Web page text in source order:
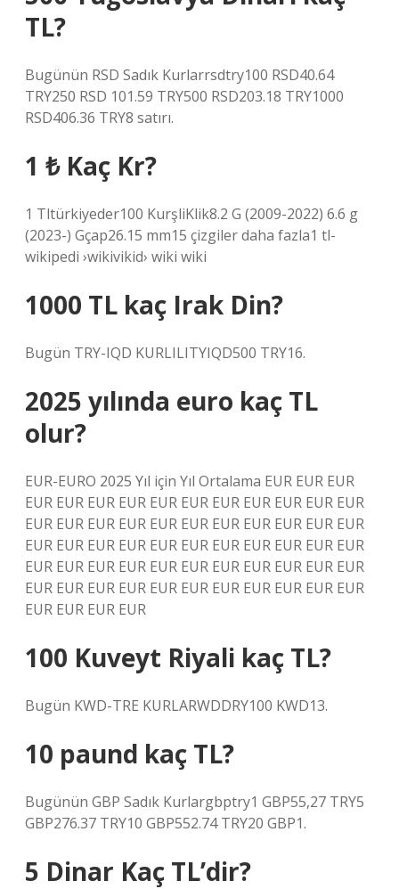
TL?
Bugünün RSD Sadık Kurlarrsdtry100 RSD40.64
TRY250 RSD 101.59 TRY500 RSD203.18 TRY1000
RSD406.36 TRY8 satırı.
1 ₺ Kaç Kr?
1 Tltürkiyeder100 KurşliKlik8.2 G (2009-2022) 6.6 g
(2023-) Gçap26.15 mm15 çizgiler daha fazla1 tl-
wikipedi ›wikivikid› wiki wiki
1000 TL kaç Irak Din?
Bugün TRY-IQD KURLILITYIQD500 TRY16.
2025 yılında euro kaç TL
olur?
EUR-EURO 2025 Yıl için Yıl Ortalama EUR EUR EUR
EUR EUR EUR EUR EUR EUR EUR EUR EUR EUR EUR
EUR EUR EUR EUR EUR EUR EUR EUR EUR EUR EUR
EUR EUR EUR EUR EUR EUR EUR EUR EUR EUR EUR
EUR EUR EUR EUR EUR EUR EUR EUR EUR EUR EUR
EUR EUR EUR EUR EUR EUR EUR EUR EUR EUR EUR
EUR EUR EUR EUR
100 Kuveyt Riyali kaç TL?
Bugün KWD-TRE KURLARWDDRY100 KWD13.
10 paund kaç TL?
Bugünün GBP Sadık Kurlargbptry1 GBP55,27 TRY5
GBP276.37 TRY10 GBP552.74 TRY20 GBP1.
5 Dinar Kaç TL’dir?